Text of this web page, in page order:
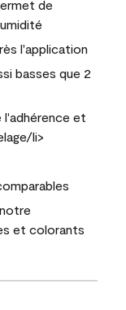
de
l'application
basses que 2
l'adhérence et
li>
et colorants